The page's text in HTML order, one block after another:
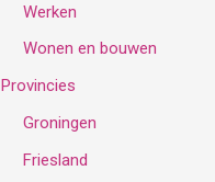
Werken
Wonen en bouwen
Provincies
Groningen
Friesland